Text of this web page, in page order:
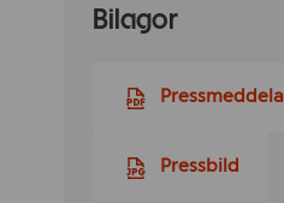
Bilagor
Pressbild